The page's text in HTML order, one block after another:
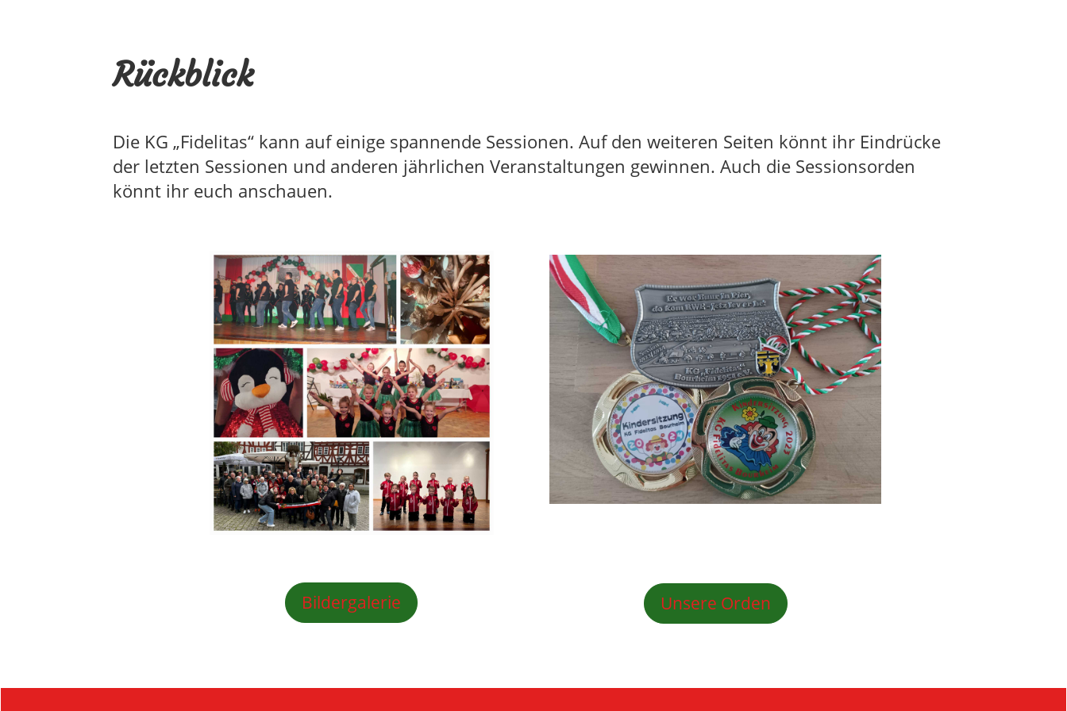
Rückblick
Die KG „Fidelitas“ kann auf einige spannende Sessionen. Auf den weiteren Seiten könnt ihr Eindrücke
der letzten Sessionen und anderen jährlichen Veranstaltungen gewinnen. Auch die Sessionsorden
könnt ihr euch anschauen.
Bildergalerie Unsere Orden